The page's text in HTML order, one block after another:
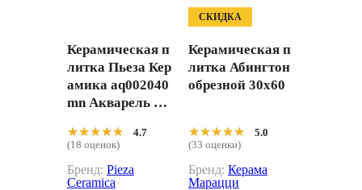
Керамическая п
литка Пьеза Кер
амика aq002040
mn Акварель бе
★★★★★
★★★★★
4.7
(18 оценок)
Бренд: Pieza
Ceramica
СКИДКА
Керамическая п
литка Абингтон
обрезной 30x60
★★★★★
★★★★★
5.0
(33 оценки)
Бренд: Керама
Марацци